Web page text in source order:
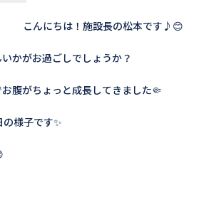
こんにちは！施設長の松本です♪😊
かがお過ごしでしょうか？
腹がちょっと成長してきました🤏
様子です✨